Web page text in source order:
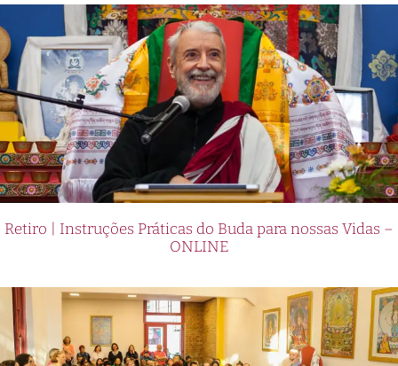
Retiro | Instruções Práticas do Buda para nossas Vidas –
ONLINE